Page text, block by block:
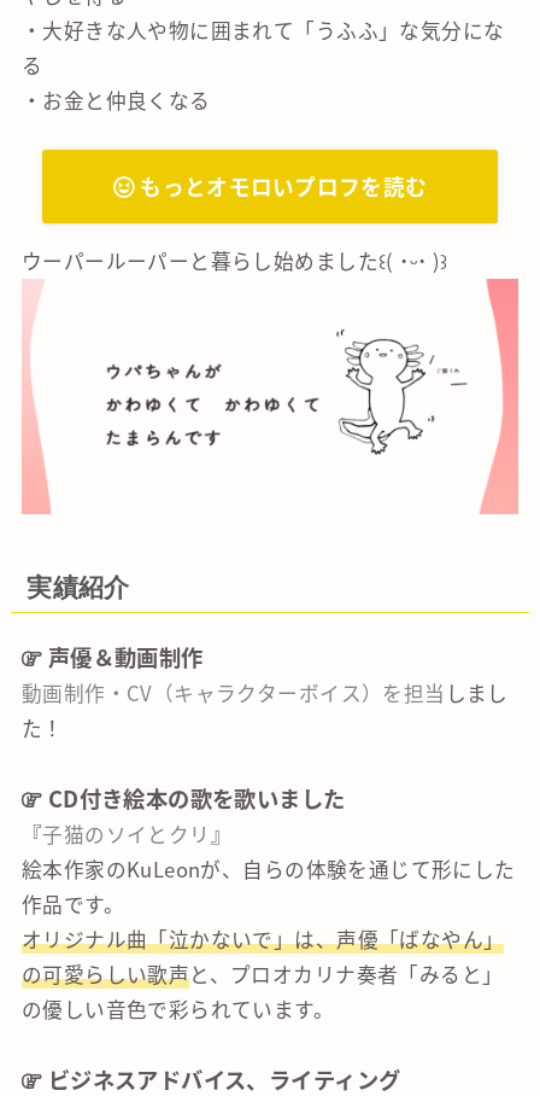
・大好きな人や物に囲まれて「うふふ」な気分にな
る
・お金と仲良くなる
もっとオモロいプロフを読む
ウーパールーパーと暮らし始めました꒰( ˙ᵕ‎˙ )꒱
実績紹介
声優＆動画制作
動画制作・CV（キャラクターボイス）を担当 しまし
た！
CD付き絵本の歌を歌いました
『子猫のソイとクリ 』
絵本作家のKuLeonが、自らの体験を通じて形にした
作品です。
オリジナル曲「泣かないで」は、声優「ばなやん」
の可愛らしい歌声と、プロオカリナ奏者「みると」
の優しい音色で彩られています。
ビジネスアドバイス、ライティング